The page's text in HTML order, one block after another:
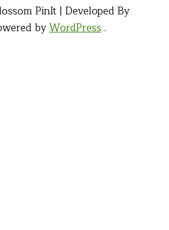
PinIt | Developed By
byWordPress.